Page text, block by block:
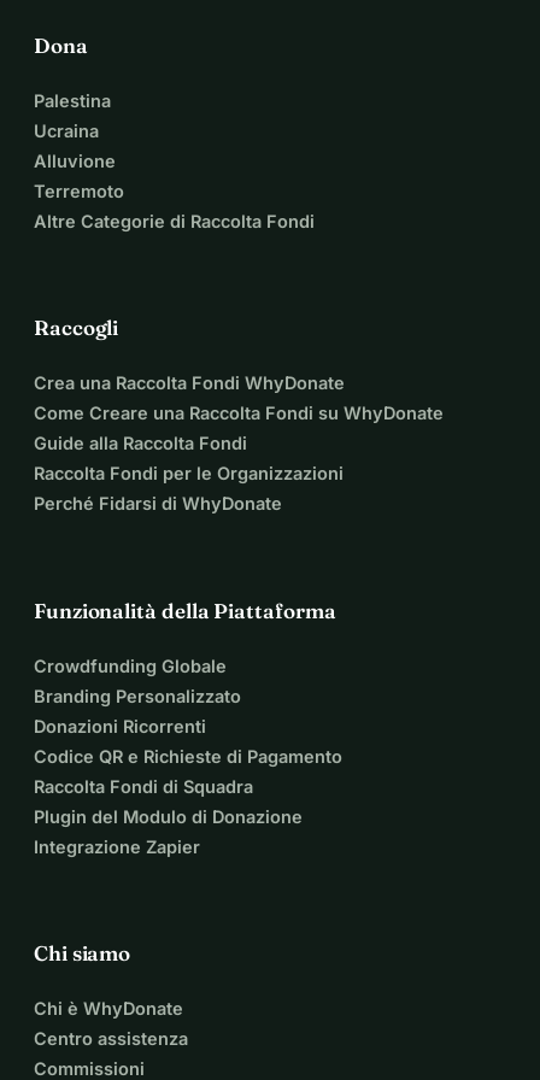
Lo stile di scrittura si distingue per descrizioni precise e
nell'aumentare costantemente la suspense attraverso
allusioni mirate e informazioni sapientemente collocate,
senza cadere nella ricerca di effetti sensazionalistici. I
dialoghi appaiono naturali e contribuiscono alla
caratterizzazione dei personaggi. In particolare, i
Dona
Palestina
Ucraina
Alluvione
Terremoto
Altre Categorie di Raccolta Fondi
Raccogli
Crea una Raccolta Fondi WhyDonate
Come Creare una Raccolta Fondi su WhyDonate
Guide alla Raccolta Fondi
Raccolta Fondi per le Organizzazioni
Perché Fidarsi di WhyDonate
Funzionalità della Piattaforma
Crowdfunding Globale
Branding Personalizzato
Donazioni Ricorrenti
Codice QR e Richieste di Pagamento
Raccolta Fondi di Squadra
Plugin del Modulo di Donazione
Integrazione Zapier
Chi siamo
Chi è WhyDonate
Centro assistenza
Commissioni